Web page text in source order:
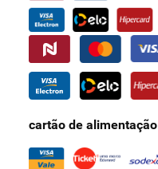
cartão de alimentação